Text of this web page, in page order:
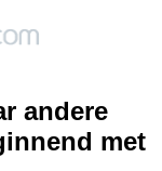
andere
met